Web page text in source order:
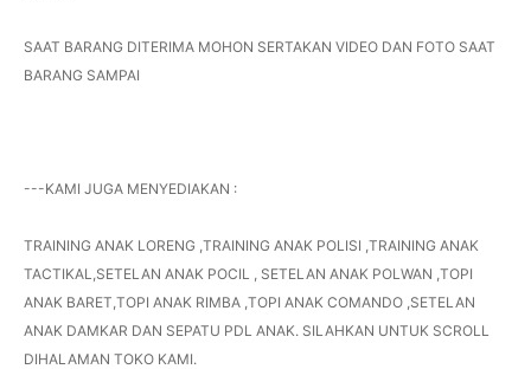
SAAT BARANG DITERIMA MOHON SERTAKAN VIDEO DAN FOTO SAAT
BARANG SAMPAI
---KAMI JUGA MENYEDIAKAN :
TRAINING ANAK LORENG ,TRAINING ANAK POLISI ,TRAINING ANAK
TACTIKAL,SETELAN ANAK POCIL , SETELAN ANAK POLWAN ,TOPI
ANAK BARET,TOPI ANAK RIMBA ,TOPI ANAK COMANDO ,SETELAN
ANAK DAMKAR DAN SEPATU PDL ANAK. SILAHKAN UNTUK SCROLL
DIHALAMAN TOKO KAMI.